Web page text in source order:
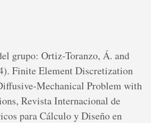
grupo: Ortiz-Toranzo, Á. and
Finite Element Discretization
Mechanical Problem with
Revista Internacional de
para Cálculo y Diseño en